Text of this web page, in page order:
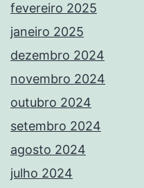
fevereiro 2025
janeiro 2025
dezembro 2024
novembro 2024
outubro 2024
setembro 2024
agosto 2024
julho 2024